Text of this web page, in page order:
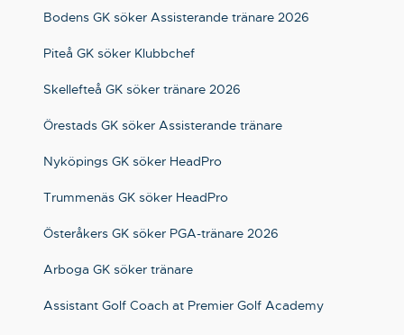
Bodens GK söker Assisterande tränare 2026
Piteå GK söker Klubbchef
Skellefteå GK söker tränare 2026
Örestads GK söker Assisterande tränare
Nyköpings GK söker HeadPro
Trummenäs GK söker HeadPro
Österåkers GK söker PGA-tränare 2026
Arboga GK söker tränare
Assistant Golf Coach at Premier Golf Academy